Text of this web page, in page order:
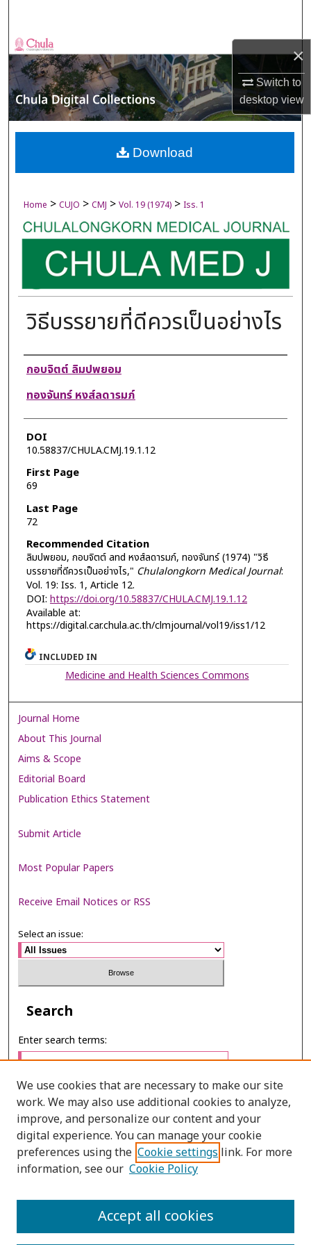
×
Switch to
desktopview
Browse Collections
My Account
About
Digital Commons Network™
Home > CUJO > CMJ > Vol. 19 (1974) > Iss. 1
วิธีบรรยายที่ดีควรเป็นอย่างไร
Authors
กอบจิตต์ ลิมปพยอม
ทองจันทร์ หงส์ลดารมภ์
DOI
10.58837/CHULA.CMJ.19.1.12
First Page
69
Last Page
72
Recommended Citation
ลิมปพยอม, กอบจิตต์ and หงส์ลดารมภ์, ทองจันทร์ (1974) "วิธี
บรรยายที่ดีควรเป็นอย่างไร," Chulalongkorn Medical Journal:
Vol. 19: Iss. 1, Article 12.
DOI: https://doi.org/10.58837/CHULA.CMJ.19.1.12
Available at:
https://digital.car.chula.ac.th/clmjournal/vol19/iss1/12
Download
INCLUDED IN
Medicine and Health Sciences Commons
Journal Home
About This Journal
Aims & Scope
Editorial Board
Publication Ethics Statement
Submit Article
Most Popular Papers
Receive Email Notices or RSS
Select an issue:
Search
Enter search terms:
Select context to search:
Advanced Search
PRINT ISSN: 2651-2343
We use cookies that are necessary to make our site
work. We may also use additional cookies to analyze,
improve, and personalize our content and your
digital experience. You can manage your cookie
preferences using the Cookie settings link. For more
information, see our Cookie Policy
Accept all cookies